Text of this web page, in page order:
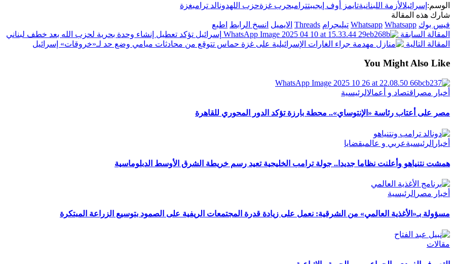
الوسم: إسرائيلالأزمة اللبنانيةتايمز أوف إيجيبتترامبحرب غزةحزب اللهدونالد ترامبغزة
شارك هذه المقالة
فيس بوك
Whatsapp Whatsapp تيليجرام Threads الايميل انسخ الرابط اطبع
المقالة السابقة
إسرائيل تؤكد تعطيل إنشاء وحدة بحرية لحزب الله بعد خطف لبناني
المقالة التالية
حماس تتوقع من محادثات ميامي وضع حد لـ«خروقات» إسرائيل
You Might Also Like
أخبار مصر اقتصاد و أعمالالرئيسية
مصر على أعتاب رئاسة «الإنتوساي».. محطة بارزة تؤكد الدور المحوري للقاهرة
أخبار الرئيسيةعربي و عالميقضايا
همشت نتنياهو وأعلنت نظاما جديدا.. جولة ترامب الخليجية تعيد رسم خريطة الشرق الأوسط الدبلوماسية
أخبار مصر الرئيسية
مسؤولة بـ«الأغذية العالمي» من الشرقية: نعمل على زيادة قدرة المجتمعات الريفية على الصمود بتوسيع الزراعة المبتكرة
مقالات